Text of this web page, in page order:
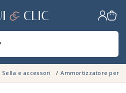
Sella e accessori Ammortizzatore per